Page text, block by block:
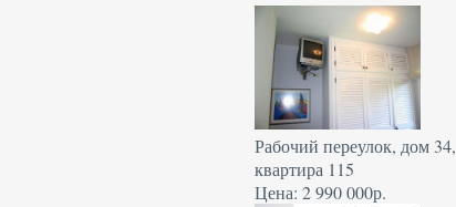
Рабочий переулок, дом 34,
квартира 115
Цена: 2 990 000р.